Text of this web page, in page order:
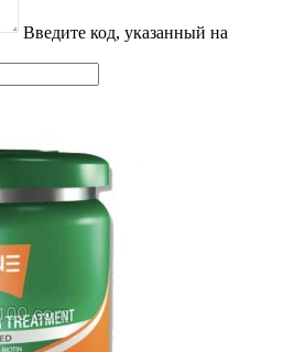
Введите код, указанный на